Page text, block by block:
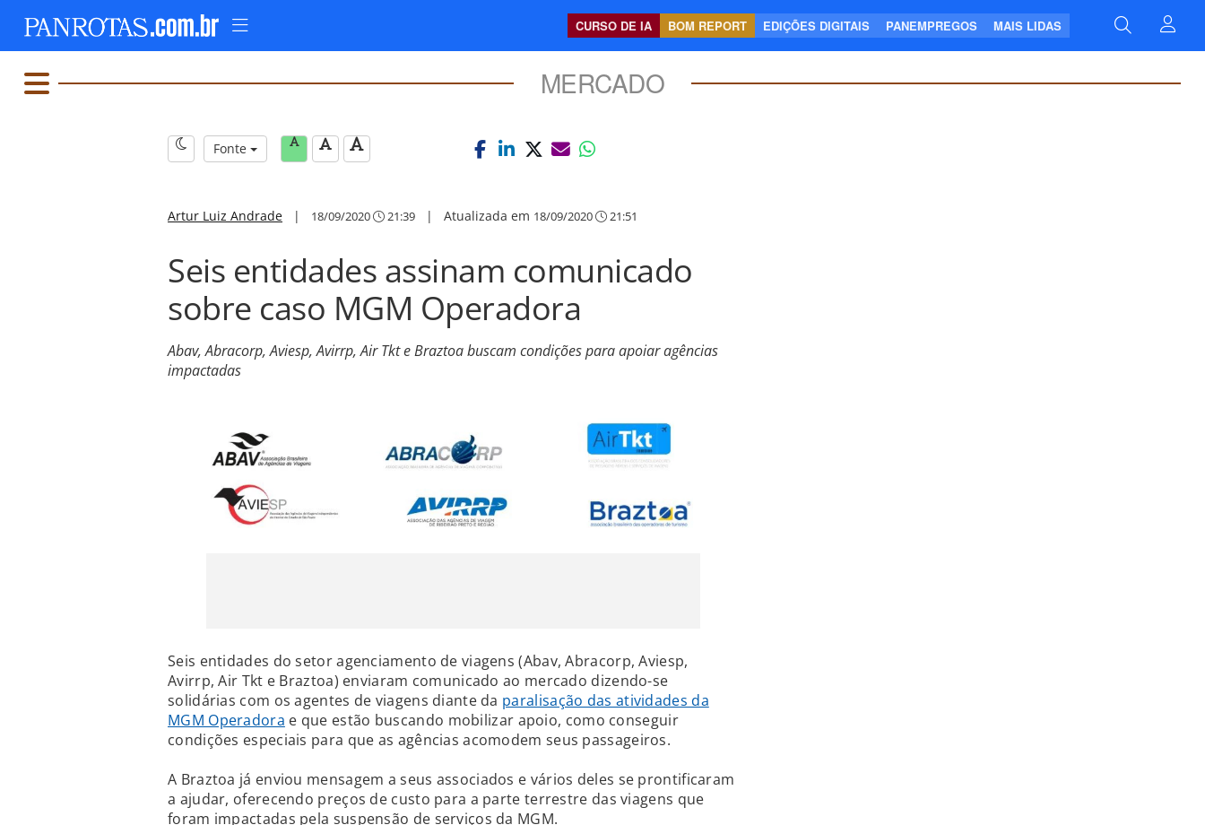
CURSO DE IA BOM REPORT EDIÇÕES DIGITAIS PANEMPREGOS MAIS LIDAS
MERCADO
Fonte
Artur Luiz Andrade | 18/09/2020 21:39 | Atualizada em 18/09/2020 21:51
Seis entidades assinam comunicado
sobre caso MGM Operadora
Abav, Abracorp, Aviesp, Avirrp, Air Tkt e Braztoa buscam condições para apoiar agências
impactadas
Seis entidades do setor agenciamento de viagens (Abav, Abracorp, Aviesp,
Avirrp, Air Tkt e Braztoa) enviaram comunicado ao mercado dizendo-se
solidárias com os agentes de viagens diante da paralisação das atividades da
MGM Operadora e que estão buscando mobilizar apoio, como conseguir
condições especiais para que as agências acomodem seus passageiros.
A Braztoa já enviou mensagem a seus associados e vários deles se prontificaram
a ajudar, oferecendo preços de custo para a parte terrestre das viagens que
foram impactadas pela suspensão de serviços da MGM.